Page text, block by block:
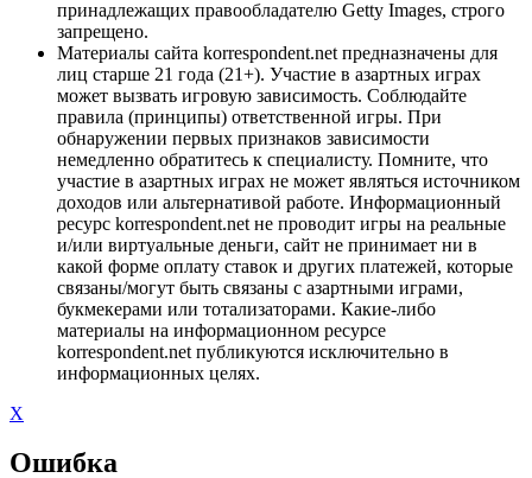
принадлежащих правообладателю Getty Images, строго
запрещено.
Материалы сайта korrespondent.net предназначены для
лиц старше 21 года (21+). Участие в азартных играх
может вызвать игровую зависимость. Соблюдайте
правила (принципы) ответственной игры. При
обнаружении первых признаков зависимости
немедленно обратитесь к специалисту. Помните, что
участие в азартных играх не может являться источником
доходов или альтернативой работе. Информационный
ресурс korrespondent.net не проводит игры на реальные
и/или виртуальные деньги, сайт не принимает ни в
какой форме оплату ставок и других платежей, которые
связаны/могут быть связаны с азартными играми,
букмекерами или тотализаторами. Какие-либо
материалы на информационном ресурсе
korrespondent.net публикуются исключительно в
информационных целях.
X
Ошибка